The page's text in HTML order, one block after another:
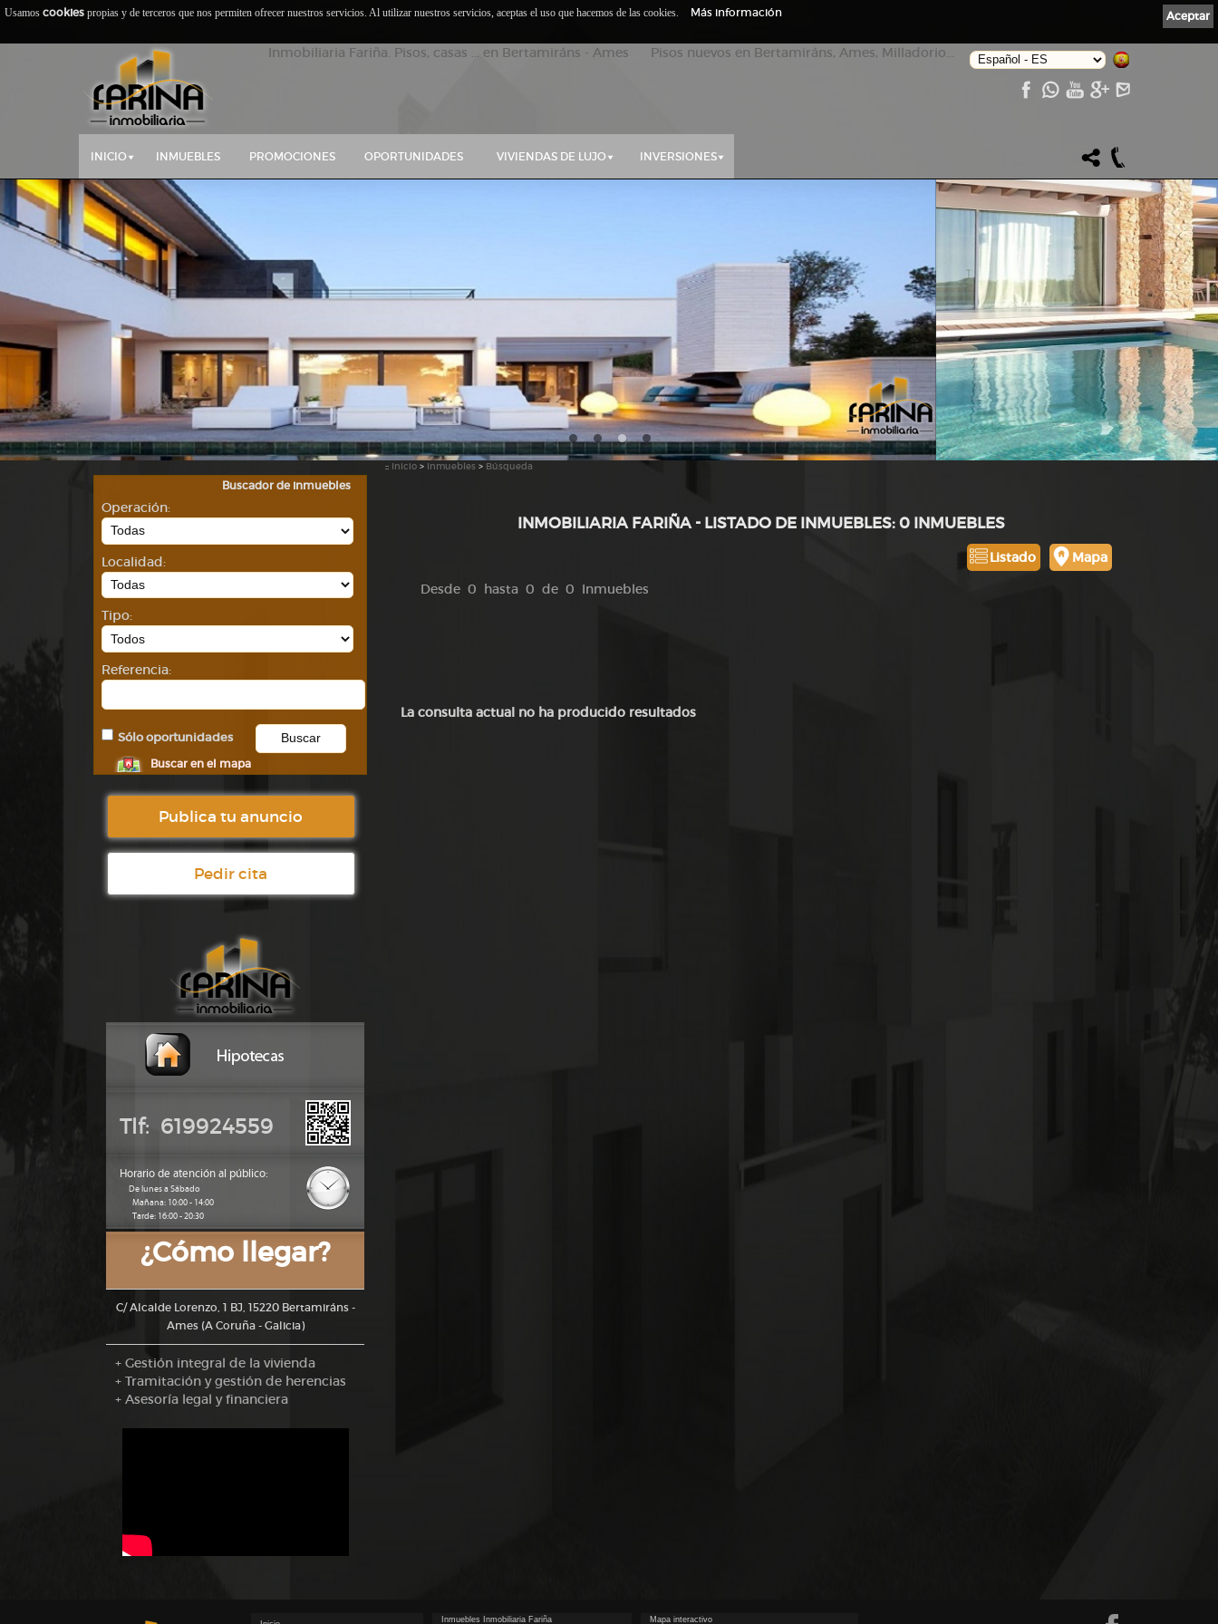
Inmobiliaria Fariña. Pisos, casas ... en Bertamiráns - Ames Pisos nuevos en Bertamiráns, Ames, Milladorio...
INICIO INMUEBLES PROMOCIONES OPORTUNIDADES VIVIENDAS DE LUJO INVERSIONES
Buscador de inmuebles
Operación:
Localidad:
Tipo:
Referencia:
Sólo oportunidades
Buscar en el mapa
Publica tu anuncio
Pedir cita
Tlf: 619924559
Horario de atención al público:
De lunes a Sábado
Mañana: 10:00 - 14:00
Tarde: 16:00 - 20:30
¿Cómo llegar?
C/ Alcalde Lorenzo, 1 BJ, 15220 Bertamiráns -
Ames (A Coruña - Galicia)
+ Gestión integral de la vivienda
+ Tramitación y gestión de herencias
+ Asesoría legal y financiera
:: Inicio > Inmuebles > Búsqueda
INMOBILIARIA FARIÑA - LISTADO DE INMUEBLES: 0 INMUEBLES
Mapa
Listado
Desde 0 hasta 0 de 0 Inmuebles
La consulta actual no ha producido resultados
Inmuebles Inmobiliaria Fariña Mapa interactivo
Aceptar
Usamos cookies propias y de terceros que nos permiten ofrecer nuestros servicios. Al utilizar nuestros servicios, aceptas el uso que hacemos de las cookies. Más información